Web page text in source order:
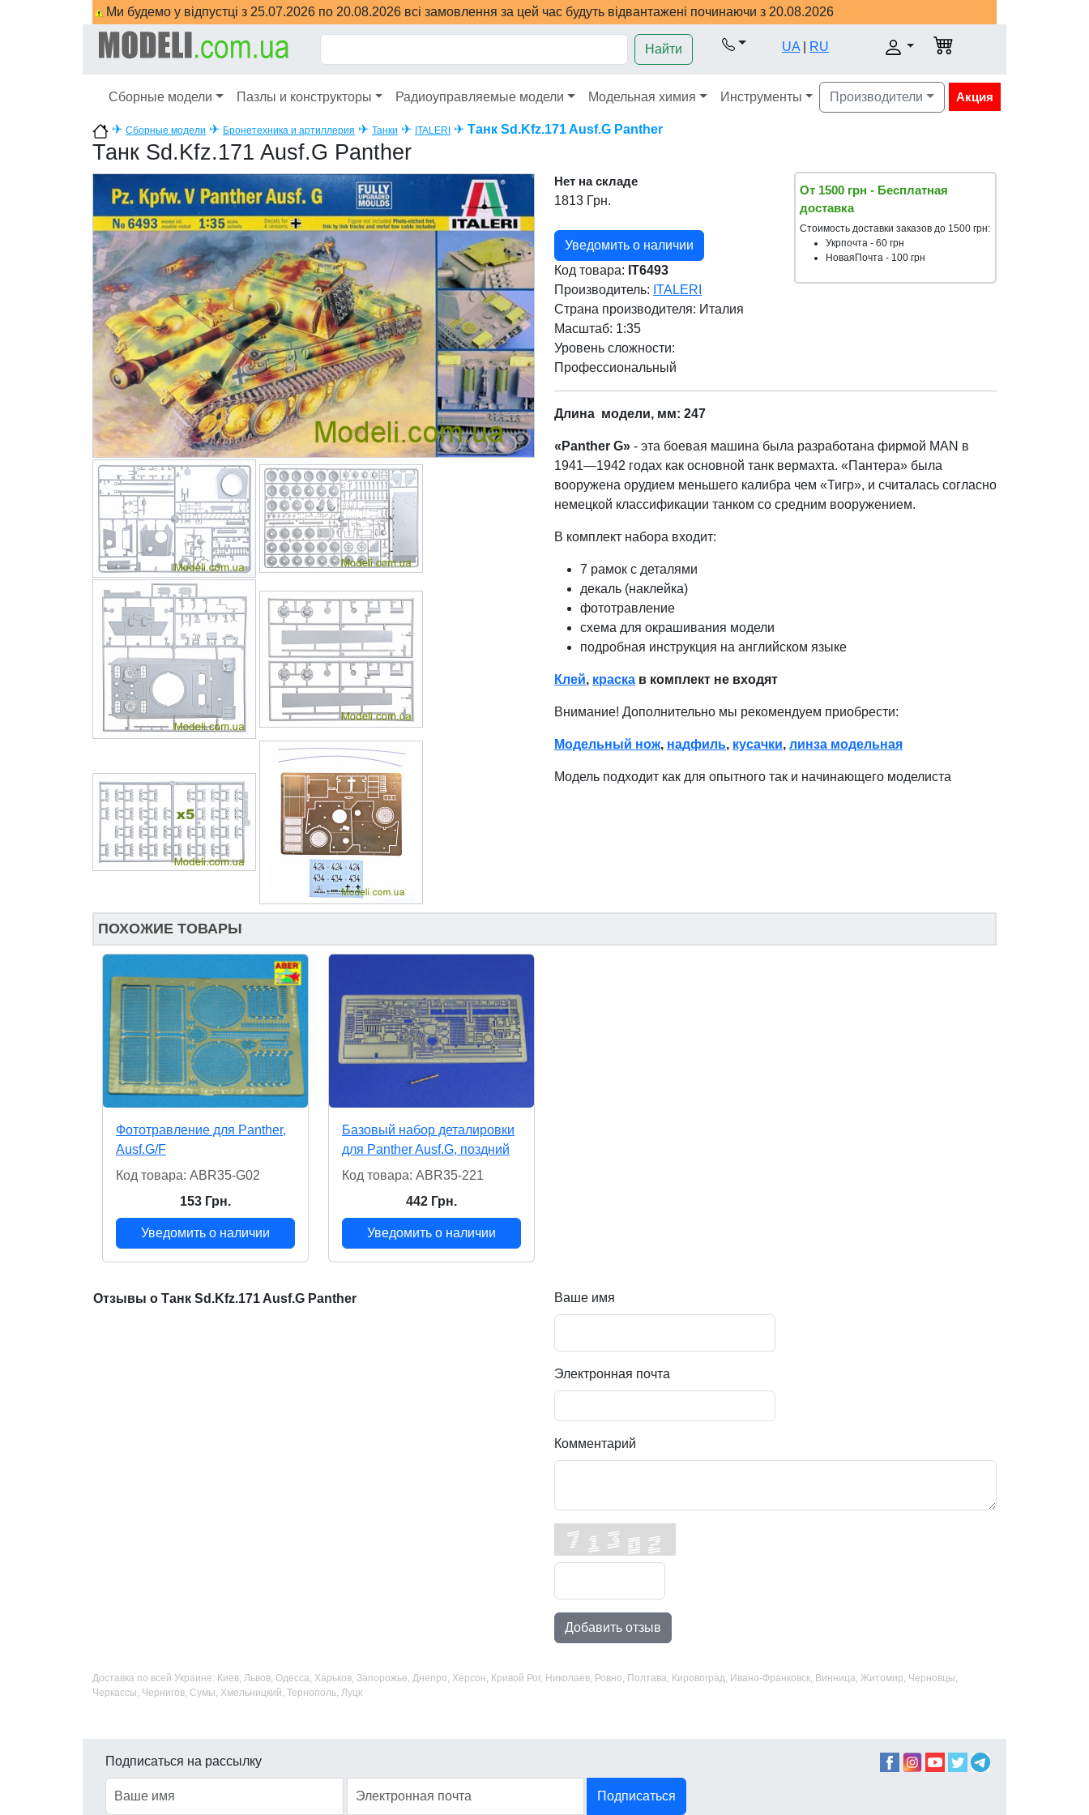
Ми будемо у відпустці з 25.07.2026 по 20.08.2026 всі замовлення за цей час будуть відвантажені починаючи з 20.08.2026
Найти UA RU
Сборные модели Пазлы и конструкторы Радиоуправляемые модели Модельная химия Инструменты Производители Акция
✈ Сборные модели ✈ Бронетехника и артиллерия ✈ Танки ✈ ITALERI ✈ Танк Sd.Kfz.171 Ausf.G Panther
Танк Sd.Kfz.171 Ausf.G Panther
Нет на складе
1813 Грн.
Уведомить о наличии
Код товара: IT6493
Производитель: ITALERI
Страна производителя: Италия
Масштаб: 1:35
Уровень сложности:
Профессиональный
От 1500 грн - Бесплатная
доставка
Стоимость доставки заказов до 1500 грн:
Укрпочта - 60 грн
НоваяПочта - 100 грн
Длина модели, мм: 247
«Рanther G» - эта боевая машина была разработана фирмой MAN в
1941—1942 годах как основной танк вермахта. «Пантера» была
вооружена орудием меньшего калибра чем «Тигр», и считалась согласно
немецкой классификации танком со средним вооружением.
В комплект набора входит:
7 рамок с деталями
декаль (наклейка)
фототравление
схема для окрашивания модели
подробная инструкция на английском языке
Клей, краска в комплект не входят
Внимание! Дополнительно мы рекомендуем приобрести:
Модельный нож, надфиль, кусачки, линза модельная
Модель подходит как для опытного так и начинающего моделиста
ПОХОЖИЕ ТОВАРЫ
Фототравление для Panther,
Ausf.G/F
Код товара: ABR35-G02
153 Грн.
Уведомить о наличии
Базовый набор деталировки
для Panther Ausf.G, поздний
Код товара: ABR35-221
442 Грн.
Уведомить о наличии
Отзывы о Танк Sd.Kfz.171 Ausf.G Panther Ваше имя
Электронная почта
Комментарий
Добавить отзыв
Доставка по всей Украине: Киев, Львов, Одесса, Харьков, Запорожье, Днепро, Херсон, Кривой Рог, Николаев, Ровно, Полтава, Кировоград, Ивано-Франковск, Винница, Житомир, Черновцы,
Черкассы, Чернигов, Сумы, Хмельницкий, Тернополь, Луцк
Подписаться на рассылку
Подписаться